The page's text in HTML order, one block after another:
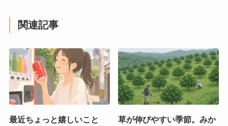
関連記事
最近ちょっと嬉しいこと
草が伸びやすい季節。みか